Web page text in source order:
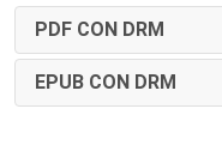
PDF CON DRM
EPUB CON DRM